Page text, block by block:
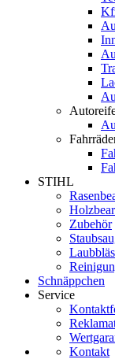
STIHL
Zubehör
Schnäppchen
Service
Kontakt